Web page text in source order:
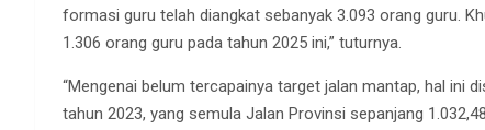
formasi guru telah diangkat sebanyak 3.093 orang guru.
1.306 orang guru pada tahun 2025 ini,” tuturnya.
“Mengenai belum tercapainya target jalan mantap, hal ini
tahun 2023, yang semula Jalan Provinsi sepanjang